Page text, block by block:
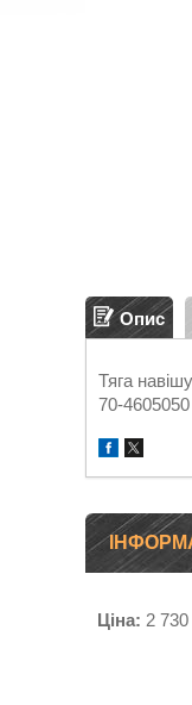
Опис
Тяга
70-4605050
Ціна: 2 730